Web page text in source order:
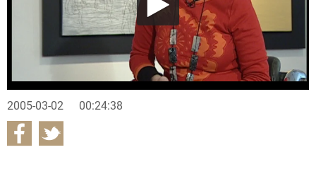
2005-03-02 00:24:38